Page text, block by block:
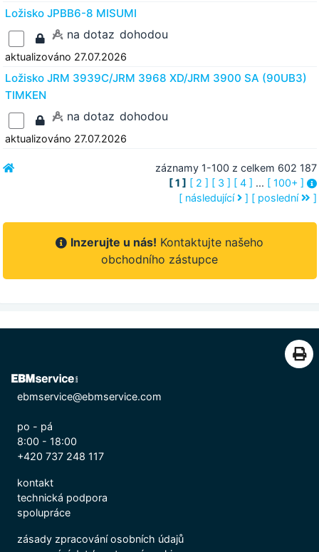
Ložisko JPBB6-8 MISUMI
na dotaz dohodou
aktualizováno 27.07.2026
Ložisko JRM 3939C/JRM 3968 XD/JRM 3900 SA (90UB3)
TIMKEN
na dotaz dohodou
aktualizováno 27.07.2026
záznamy 1-100 z celkem 602 187
[ 1 ] [ 2 ] [ 3 ] [ 4 ] ... [ 100+ ]
[ následující ] [ poslední ]
Inzerujte u nás! Kontaktujte našeho
obchodního zástupce
ebmservice@ebmservice.com
po - pá
8:00 - 18:00
+420 737 248 117
kontakt
technická podpora
spolupráce
zásady zpracování osobních údajů